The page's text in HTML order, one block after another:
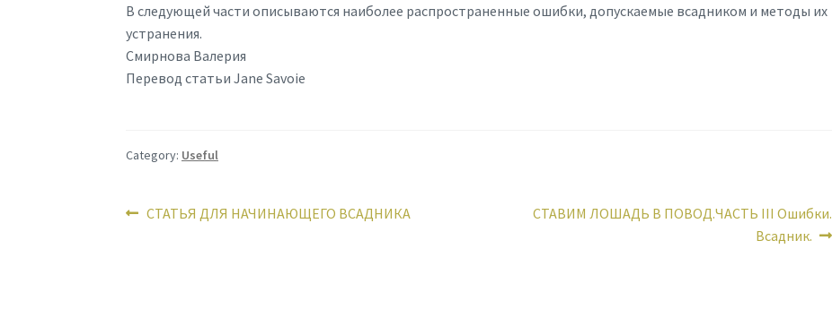
В следующей части описываются наиболее распространенные ошибки, допускаемые всадником и методы их
устранения.
Смирнова Валерия
Перевод статьи Jane Savoie
Category: Useful
Post
Previous
СТАТЬЯ ДЛЯ НАЧИНАЮЩЕГО ВСАДНИКА
Next
СТАВИМ ЛОШАДЬ В ПОВОД.ЧАСТЬ III Ошибки.
Всадник.